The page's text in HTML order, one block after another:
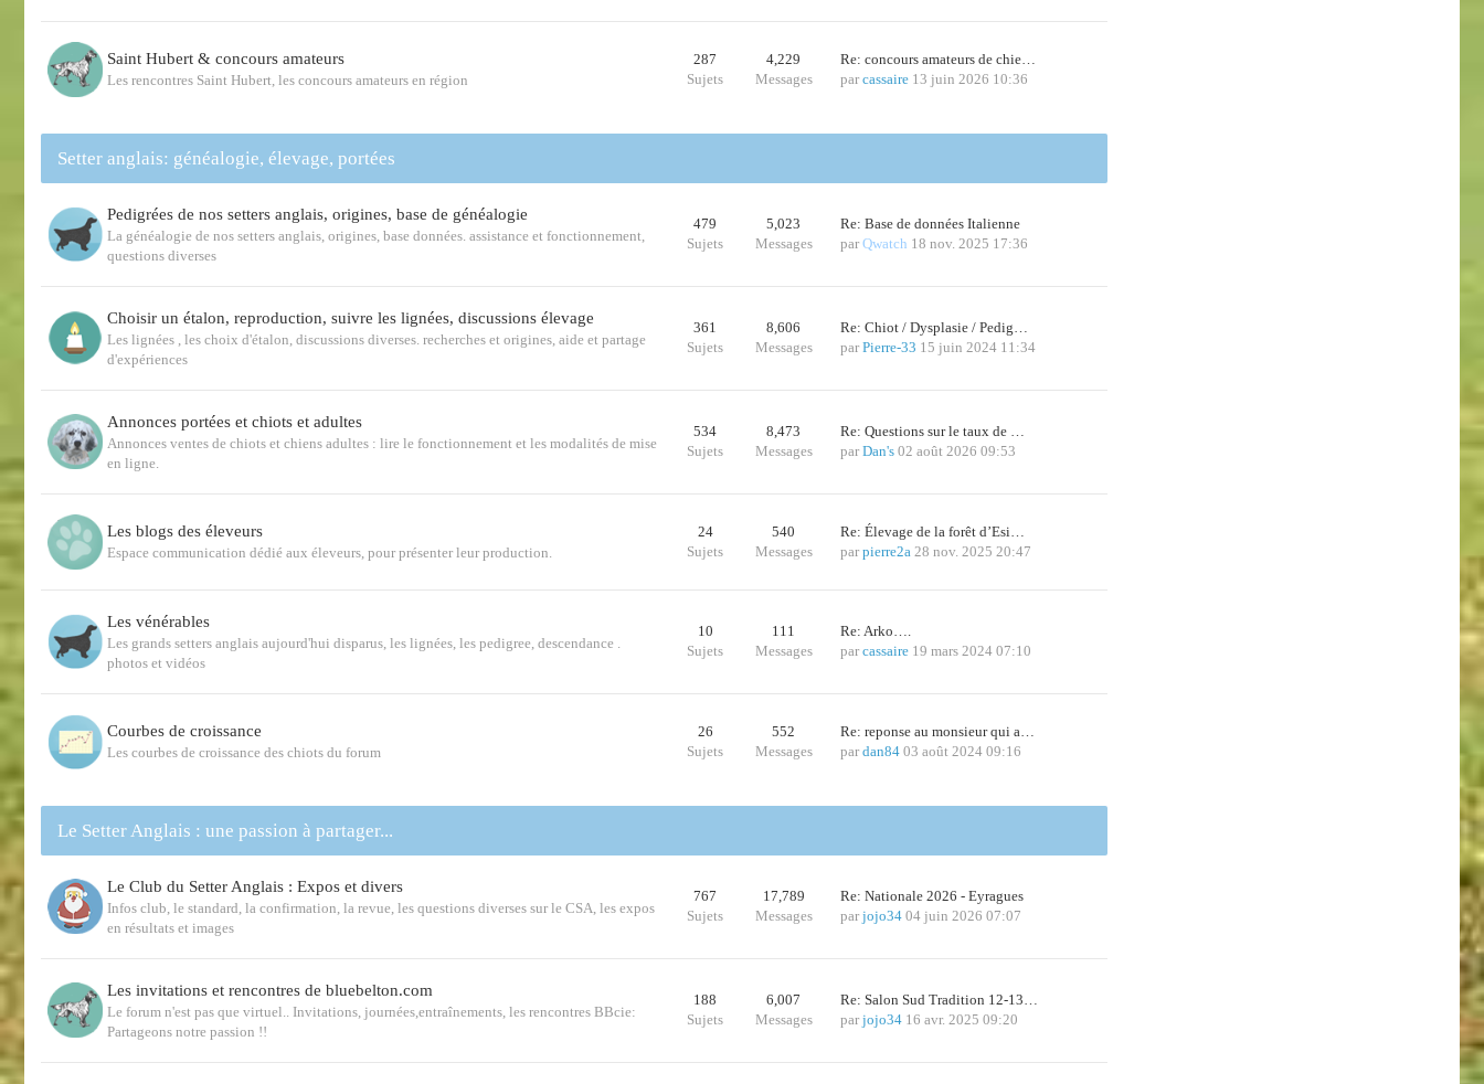
Saint Hubert & concours amateurs
Les rencontres Saint Hubert, les concours amateurs en région
287
Sujets
4,229
Messages
Re: concours amateurs de chie…
par cassaire 13 juin 2026 10:36
Setter anglais: généalogie, élevage, portées
Pedigrées de nos setters anglais, origines, base de généalogie
La généalogie de nos setters anglais, origines, base données. assistance et fonctionnement,
questions diverses
479
Sujets
5,023
Messages
Re: Base de données Italienne
par Qwatch 18 nov. 2025 17:36
Choisir un étalon, reproduction, suivre les lignées, discussions élevage
Les lignées , les choix d'étalon, discussions diverses. recherches et origines, aide et partage
d'expériences
361
Sujets
8,606
Messages
Re: Chiot / Dysplasie / Pedig…
par Pierre-33 15 juin 2024 11:34
Annonces portées et chiots et adultes
Annonces ventes de chiots et chiens adultes : lire le fonctionnement et les modalités de mise
en ligne.
534
Sujets
8,473
Messages
Re: Questions sur le taux de …
par Dan's 02 août 2026 09:53
Les blogs des éleveurs
Espace communication dédié aux éleveurs, pour présenter leur production.
24
Sujets
540
Messages
Re: Élevage de la forêt d’Esi…
par pierre2a 28 nov. 2025 20:47
Les vénérables
Les grands setters anglais aujourd'hui disparus, les lignées, les pedigree, descendance .
photos et vidéos
10
Sujets
111
Messages
Re: Arko….
par cassaire 19 mars 2024 07:10
Courbes de croissance
Les courbes de croissance des chiots du forum
26
Sujets
552
Messages
Re: reponse au monsieur qui a…
par dan84 03 août 2024 09:16
Le Setter Anglais : une passion à partager...
Le Club du Setter Anglais : Expos et divers
Infos club, le standard, la confirmation, la revue, les questions diverses sur le CSA, les expos
en résultats et images
767
Sujets
17,789
Messages
Re: Nationale 2026 - Eyragues
par jojo34 04 juin 2026 07:07
Les invitations et rencontres de bluebelton.com
Le forum n'est pas que virtuel.. Invitations, journées,entraînements, les rencontres BBcie:
Partageons notre passion !!
188
Sujets
6,007
Messages
Re: Salon Sud Tradition 12-13…
par jojo34 16 avr. 2025 09:20